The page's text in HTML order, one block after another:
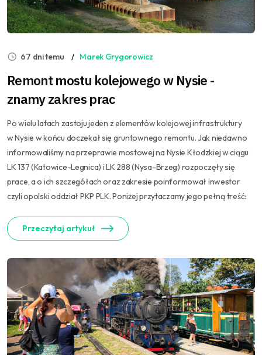
67 dni temu Marek Grygorowicz
Remont mostu kolejowego w Nysie -
znamy zakres prac
Po wielu latach zastoju jeden z elementów kolejowej infrastruktury
w Nysie w końcu doczekał się gruntownego remontu. Jak niedawno
informowaliśmy na przeprawie mostowej na Nysie Kłodzkiej w ciągu
LK 137 (Katowice-Legnica) i LK 288 (Nysa-Brzeg) rozpoczęły się
prace, a o ich szczegółach oraz zakresie poinformował inwestor
czyli opolski oddział PKP PLK. Poniżej przytaczamy jego pełną treść:
Przeczytaj artykuł